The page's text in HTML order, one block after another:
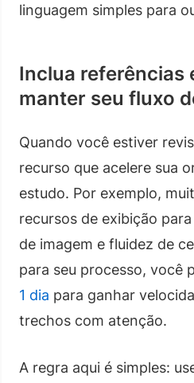
linguagem simples para
Inclua referências
manter seu fluxo
Quando você estiver
recurso que acelere sua
estudo. Por exemplo,
recursos de exibição
de imagem e fluidez de
para seu processo, você
1 dia para ganhar
trechos com atenção.
A regra aqui é simples: